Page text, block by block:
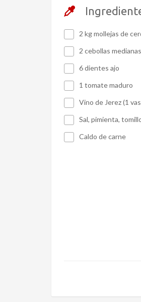
2 kg mollejas de
2 cebollas medianas
6 dientes ajo
1 tomate maduro
Vino de Jerez (1
Sal, pimienta,
Caldo de carne